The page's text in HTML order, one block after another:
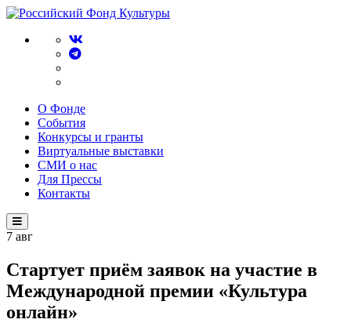
О Фонде
События
Конкурсы и гранты
Виртуальные выставки
СМИ о нас
Для Прессы
Контакты
7 авг
Стартует приём заявок на участие в
Международной премии «Культура
онлайн»